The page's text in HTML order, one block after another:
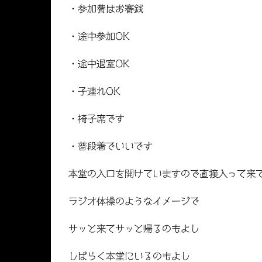
・参加費はお賽銭
・途中参加OK
・途中退室OK
・子連れOK
・椅子席です
・普段着でいいです
本堂の入口を開けていますので直接入って来
ラジオ体操のようなイメージで
サッと来てサッと帰るのもよし
しばらく本堂にいるのもよし